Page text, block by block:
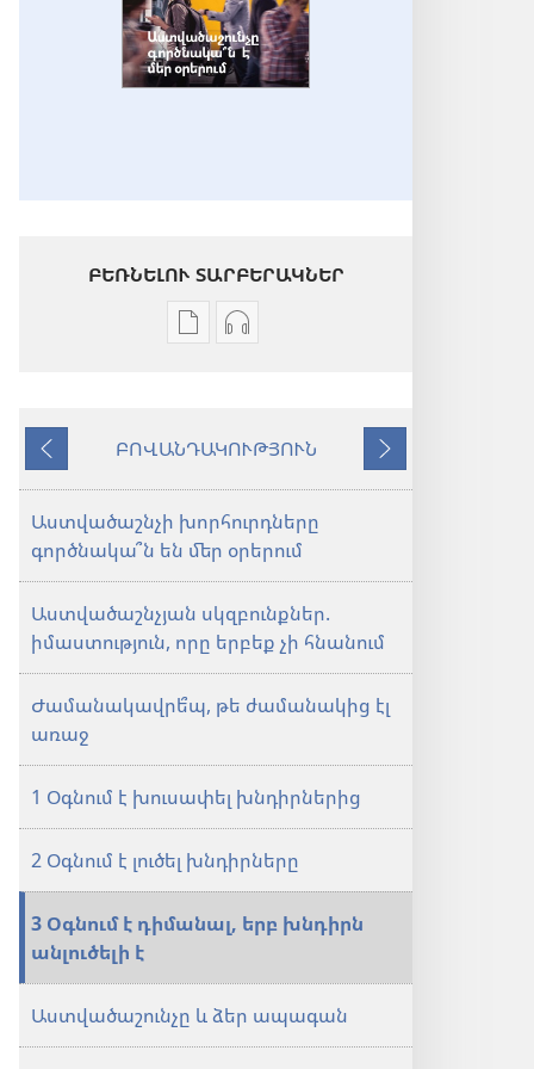
ԲԵՌՆԵԼՈՒ ՏԱՐԲԵՐԱԿՆԵՐ
Թվային
ԴԻՏԱՐԱՆ
գործնակա՞ն
է
մեր
Աուդիոձայնագրությունները
Աստվածաշունչը
մեր
օրերում
Նախորդ
ԲՈՎԱՆԴԱԿՈՒԹՅՈՒՆ
Հաջորդ
Աստվածաշնչի խորհուրդները
գործնակա՞ն են մեր օրերում
Աստվածաշնչյան սկզբունքներ.
իմաստություն, որը երբեք չի հնանում
Ժամանակավրե՞պ, թե ժամանակից էլ
առաջ
1 Օգնում է խուսափել խնդիրներից
2 Օգնում է լուծել խնդիրները
3 Օգնում է դիմանալ, երբ խնդիրն
անլուծելի է
Աստվածաշունչը և ձեր ապագան